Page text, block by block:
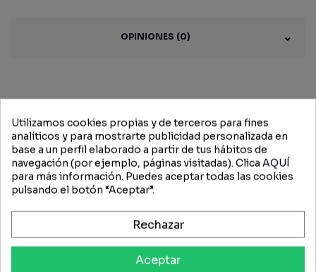
OPINIONES (0)
Productos
relacionados
Utilizamos cookies propias y de terceros para fines
analíticos y para mostrarte publicidad personalizada en
base a un perfil elaborado a partir de tus hábitos de
navegación (por ejemplo, páginas visitadas). Clica AQUÍ
para más información. Puedes aceptar todas las cookies
pulsando el botón “Aceptar”.
Rechazar
Aceptar